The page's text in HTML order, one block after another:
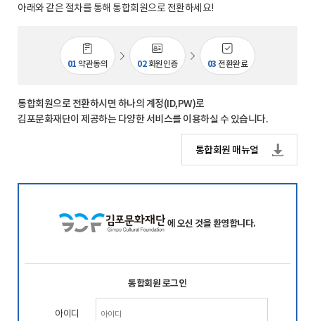
아래와 같은 절차를 통해 통합회원으로 전환하세요!
01 약관동의 02회원인증 03 전환완료
통합회원으로 전환하시면 하나의 계정(ID,PW)로
김포문화재단이 제공하는 다양한 서비스를 이용하실 수 있습니다.
통합회원 매뉴얼
에 오신 것을 환영합니다.
통합회원 로그인
아이디